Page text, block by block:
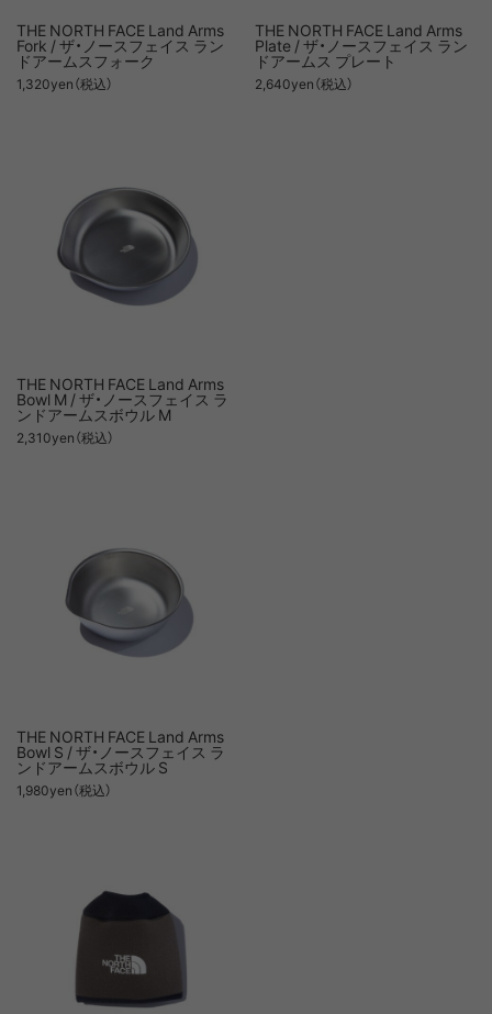
THE NORTH FACE Land Arms
Fork / ザ・ノースフェイス ラン
ドアームスフォーク
1,320yen（税込）
THE NORTH FACE Land Arms
Plate / ザ・ノースフェイス ラン
ドアームス プレート
2,640yen（税込）
THE NORTH FACE Land Arms
Bowl M / ザ・ノースフェイス ラ
ンドアームスボウル M
2,310yen（税込）
THE NORTH FACE Land Arms
Bowl S / ザ・ノースフェイス ラ
ンドアームスボウル S
1,980yen（税込）